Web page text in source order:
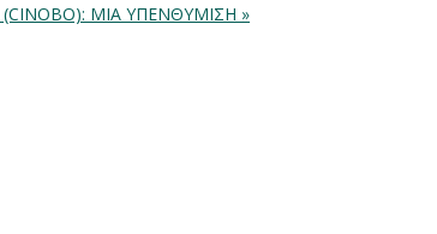
(CINOBO): ΜΙΑ ΥΠΕΝΘΥΜΙΣΗ »